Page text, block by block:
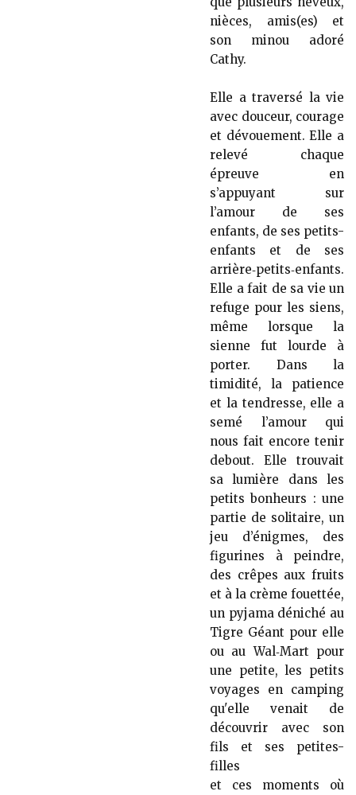
nièces, amis(es) et
son minou adoré
Cathy.
Elle a traversé la vie
avec douceur, courage
et dévouement. Elle a
relevé chaque
épreuve en
s’appuyant sur
l’amour de ses
enfants, de ses petits-
enfants et de ses
arrière‑petits‑enfants.
Elle a fait de sa vie un
refuge pour les siens,
même lorsque la
sienne fut lourde à
porter. Dans la
timidité, la patience
et la tendresse, elle a
semé l’amour qui
nous fait encore tenir
debout. Elle trouvait
sa lumière dans les
petits bonheurs : une
partie de solitaire, un
jeu d’énigmes, des
figurines à peindre,
des crêpes aux fruits
et à la crème fouettée,
un pyjama déniché au
Tigre Géant pour elle
ou au Wal‑Mart pour
une petite, les petits
voyages en camping
qu'elle venait de
découvrir avec son
fils et ses petites-
filles
et ces moments où